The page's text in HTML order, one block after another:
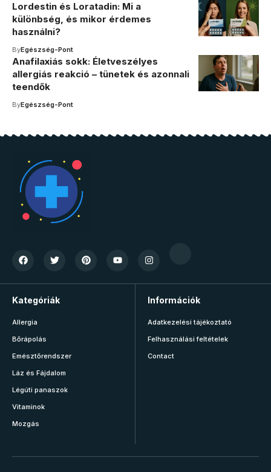
Lordestin és Loratadin: Mi a
különbség, és mikor érdemes
használni?
ByEgészség-Pont
Anafilaxiás sokk: Életveszélyes
allergiás reakció – tünetek és azonnali
teendők
ByEgészség-Pont
Kategóriák
Allergia
Bőrápolás
Emésztőrendszer
Láz és Fájdalom
Légúti panaszok
Vitaminok
Mozgás
Információk
Adatkezelési tájékoztató
Felhasználási feltételek
Contact